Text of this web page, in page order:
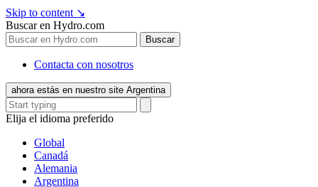
Skip to content ↘
Buscar en Hydro.com
Buscar
Contacta con nosotros
ahora estás en nuestro site Argentina
Elija el idioma preferido
Global
Canadá
Alemania
Argentina